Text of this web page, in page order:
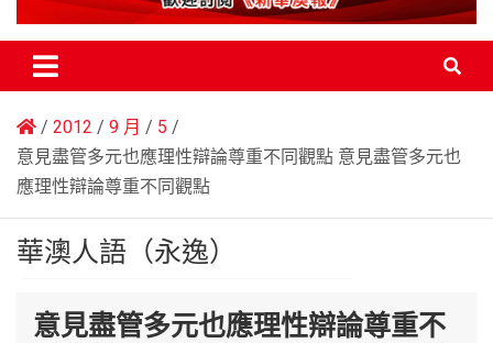
2012 9 月
5
意見盡管多元也應理性辯論尊重不同觀點 意見盡管多元也
應理性辯論尊重不同觀點
華澳人語（永逸）
意見盡管多元也應理性辯論尊重不